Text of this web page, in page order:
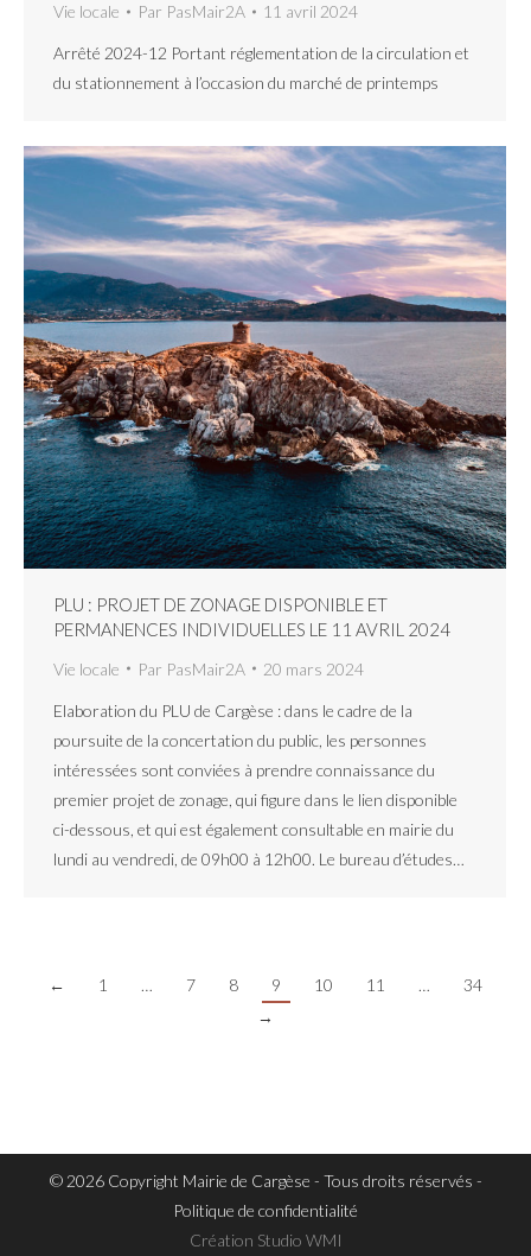
Vie locale Par PasMair2A 11 avril 2024
Arrêté 2024-12 Portant réglementation de la circulation et
du stationnement à l’occasion du marché de printemps
PLU : PROJET DE ZONAGE DISPONIBLE ET
PERMANENCES INDIVIDUELLES LE 11 AVRIL 2024
Vie locale Par PasMair2A 20 mars 2024
Elaboration du PLU de Cargèse : dans le cadre de la
poursuite de la concertation du public, les personnes
intéressées sont conviées à prendre connaissance du
premier projet de zonage, qui figure dans le lien disponible
ci-dessous, et qui est également consultable en mairie du
lundi au vendredi, de 09h00 à 12h00. Le bureau d’études…
← 1 … 7 8 9 10 11 …
34
→
© 2026 Copyright Mairie de Cargèse - Tous droits réservés -
Politique de confidentialité
Création Studio WMI